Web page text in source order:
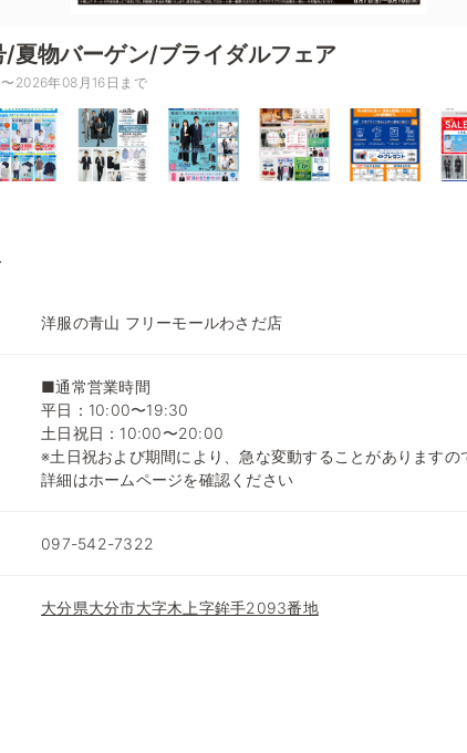
/夏物バーゲン/ブライダルフェア
2026年08月16日まで
洋服の青山 フリーモールわさだ店
■通常営業時間
平日：10:00〜19:30
土日祝日：10:00〜20:00
※土日祝および期間により、急な変動することがありますの
詳細はホームページを確認ください
097-542-7322
大分県大分市大字木上字鉾手2093番地